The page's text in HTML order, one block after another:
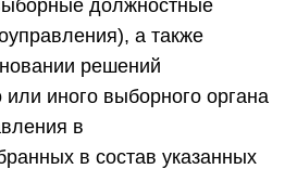
должностные
а также
решений
или иного выборного органа
в
в состав указанных